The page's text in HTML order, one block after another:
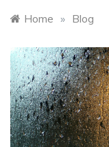
Home » Blog